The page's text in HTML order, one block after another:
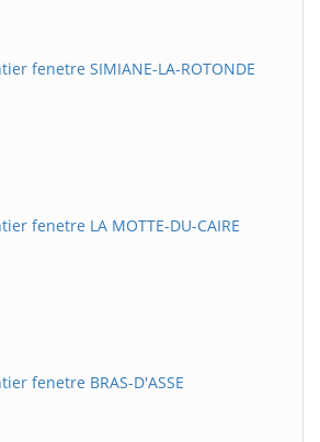
fenetre SIMIANE-LA-ROTONDE
fenetre LA MOTTE-DU-CAIRE
fenetre BRAS-D'ASSE